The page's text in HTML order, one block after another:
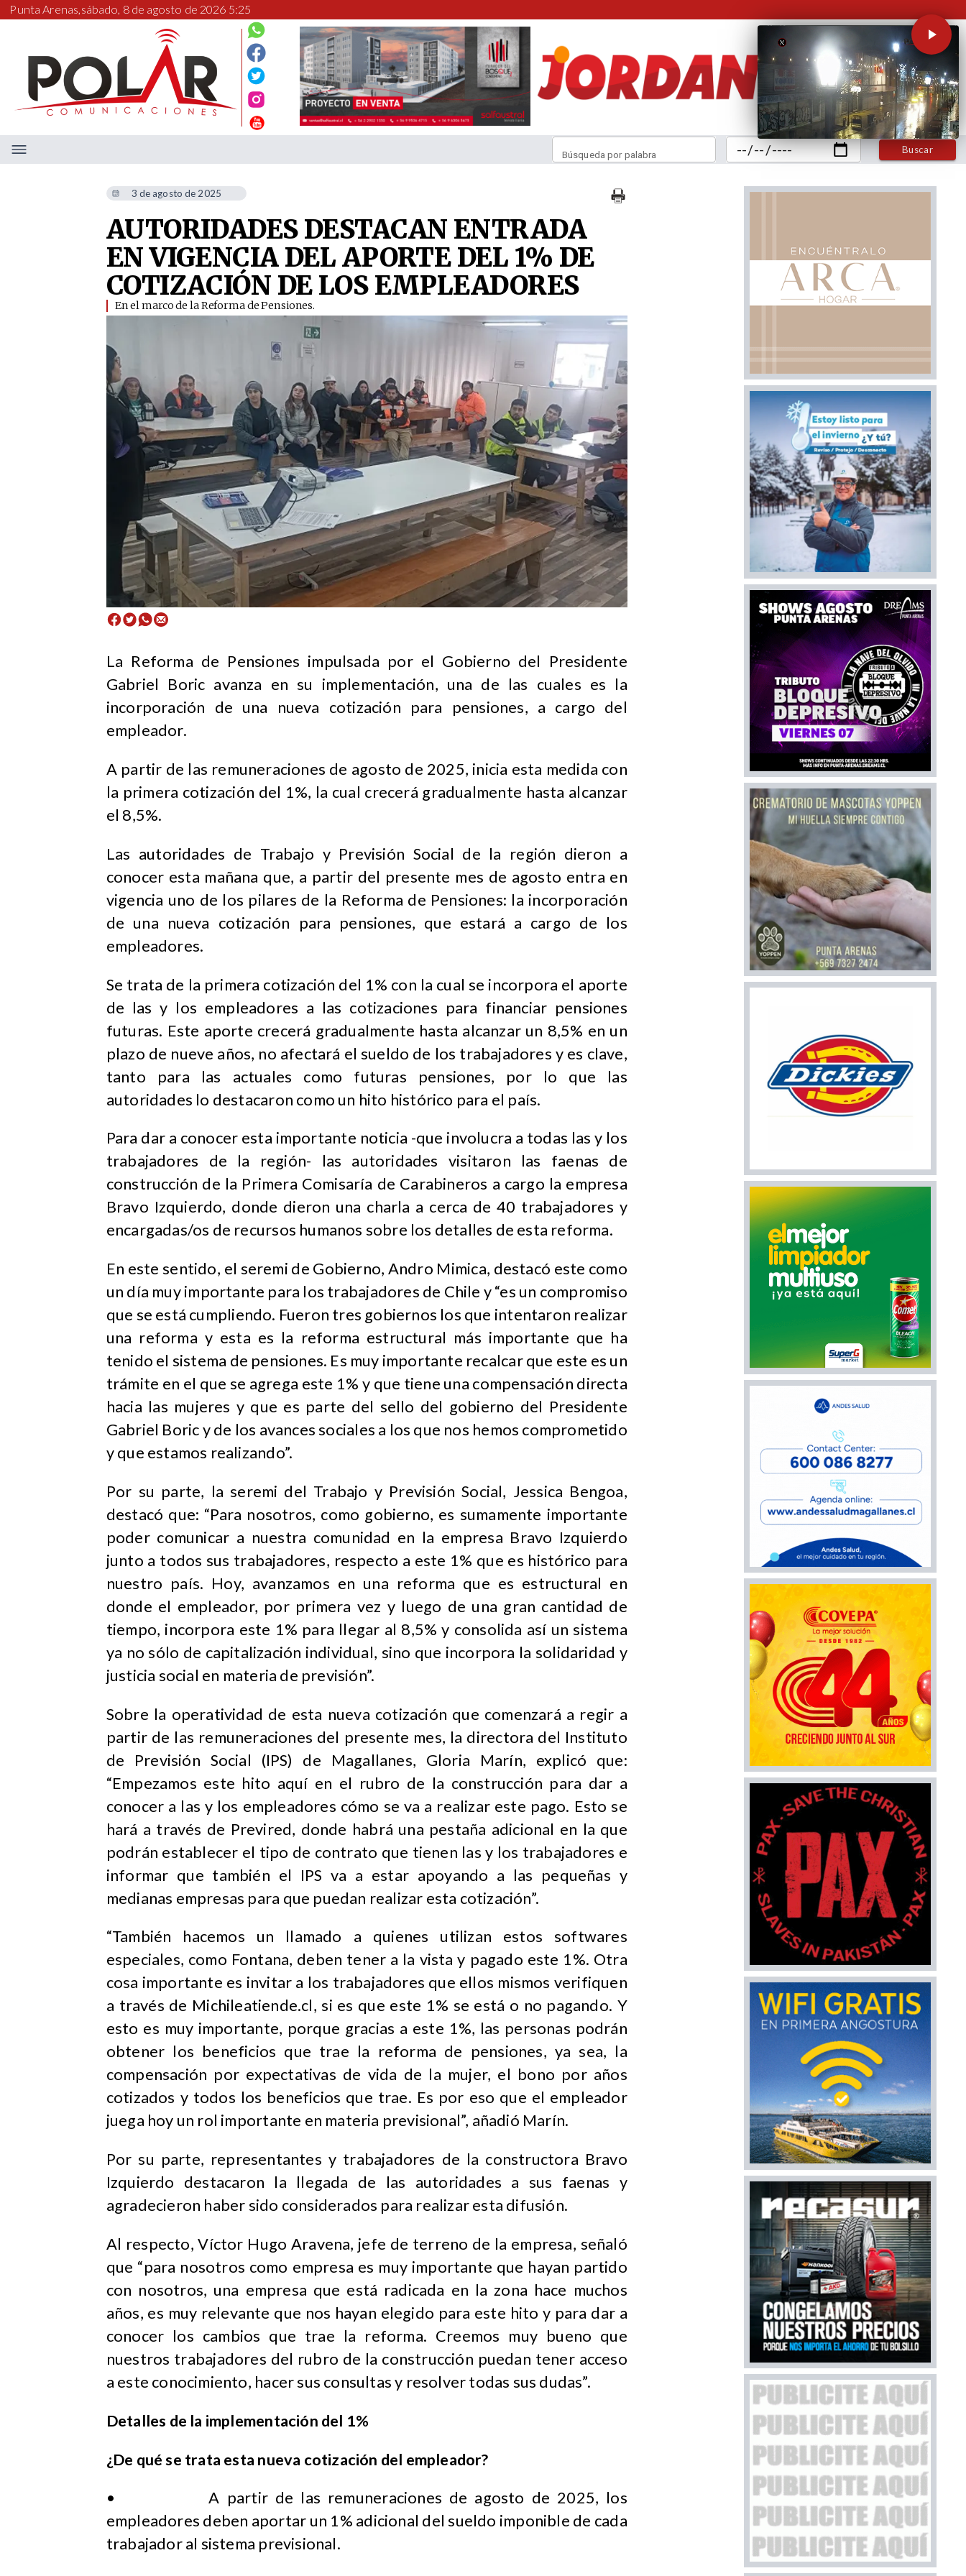
Punta Arenas,sábado, 8 de agosto de 2026 5:25
Buscar
Búsqueda por palabra
3 de agosto de 2025
AUTORIDADES DESTACAN ENTRADA
EN VIGENCIA DEL APORTE DEL 1% DE
COTIZACIÓN DE LOS EMPLEADORES
En el marco de la Reforma de Pensiones. ​
La Reforma de Pensiones impulsada por el Gobierno del Presidente
Gabriel Boric avanza en su implementación, una de las cuales es la
incorporación de una nueva cotización para pensiones, a cargo del
empleador.
A partir de las remuneraciones de agosto de 2025, inicia esta medida con
la primera cotización del 1%, la cual crecerá gradualmente hasta alcanzar
el 8,5%.
Las autoridades de Trabajo y Previsión Social de la región dieron a
conocer esta mañana que, a partir del presente mes de agosto entra en
vigencia uno de los pilares de la Reforma de Pensiones: la incorporación
de una nueva cotización para pensiones, que estará a cargo de los
empleadores.
Se trata de la primera cotización del 1% con la cual se incorpora el aporte
de las y los empleadores a las cotizaciones para financiar pensiones
futuras. Este aporte crecerá gradualmente hasta alcanzar un 8,5% en un
plazo de nueve años, no afectará el sueldo de los trabajadores y es clave,
tanto para las actuales como futuras pensiones, por lo que las
autoridades lo destacaron como un hito histórico para el país.
Para dar a conocer esta importante noticia -que involucra a todas las y los
trabajadores de la región- las autoridades visitaron las faenas de
construcción de la Primera Comisaría de Carabineros a cargo la empresa
Bravo Izquierdo, donde dieron una charla a cerca de 40 trabajadores y
encargadas/os de recursos humanos sobre los detalles de esta reforma.
En este sentido, el seremi de Gobierno, Andro Mimica, destacó este como
un día muy importante para los trabajadores de Chile y “es un compromiso
que se está cumpliendo. Fueron tres gobiernos los que intentaron realizar
una reforma y esta es la reforma estructural más importante que ha
tenido el sistema de pensiones. Es muy importante recalcar que este es un
trámite en el que se agrega este 1% y que tiene una compensación directa
hacia las mujeres y que es parte del sello del gobierno del Presidente
Gabriel Boric y de los avances sociales a los que nos hemos comprometido
y que estamos realizando”.
Por su parte, la seremi del Trabajo y Previsión Social, Jessica Bengoa,
destacó que: “Para nosotros, como gobierno, es sumamente importante
poder comunicar a nuestra comunidad en la empresa Bravo Izquierdo
junto a todos sus trabajadores, respecto a este 1% que es histórico para
nuestro país. Hoy, avanzamos en una reforma que es estructural en
donde el empleador, por primera vez y luego de una gran cantidad de
tiempo, incorpora este 1% para llegar al 8,5% y consolida así un sistema
ya no sólo de capitalización individual, sino que incorpora la solidaridad y
justicia social en materia de previsión”.
Sobre la operatividad de esta nueva cotización que comenzará a regir a
partir de las remuneraciones del presente mes, la directora del Instituto
de Previsión Social (IPS) de Magallanes, Gloria Marín, explicó que:
“Empezamos este hito aquí en el rubro de la construcción para dar a
conocer a las y los empleadores cómo se va a realizar este pago. Esto se
hará a través de Previred, donde habrá una pestaña adicional en la que
podrán establecer el tipo de contrato que tienen las y los trabajadores e
informar que también el IPS va a estar apoyando a las pequeñas y
medianas empresas para que puedan realizar esta cotización”.
“También hacemos un llamado a quienes utilizan estos softwares
especiales, como Fontana, deben tener a la vista y pagado este 1%. Otra
cosa importante es invitar a los trabajadores que ellos mismos verifiquen
a través de Michileatiende.cl, si es que este 1% se está o no pagando. Y
esto es muy importante, porque gracias a este 1%, las personas podrán
obtener los beneficios que trae la reforma de pensiones, ya sea, la
compensación por expectativas de vida de la mujer, el bono por años
cotizados y todos los beneficios que trae. Es por eso que el empleador
juega hoy un rol importante en materia previsional”, añadió Marín.
Por su parte, representantes y trabajadores de la constructora Bravo
Izquierdo destacaron la llegada de las autoridades a sus faenas y
agradecieron haber sido considerados para realizar esta difusión.
Al respecto, Víctor Hugo Aravena, jefe de terreno de la empresa, señaló
que “para nosotros como empresa es muy importante que hayan partido
con nosotros, una empresa que está radicada en la zona hace muchos
años, es muy relevante que nos hayan elegido para este hito y para dar a
conocer los cambios que trae la reforma. Creemos muy bueno que
nuestros trabajadores del rubro de la construcción puedan tener acceso
a este conocimiento, hacer sus consultas y resolver todas sus dudas”.
Detalles de la implementación del 1%
¿De qué se trata esta nueva cotización del empleador?
• A partir de las remuneraciones de agosto de 2025, los
empleadores deben aportar un 1% adicional del sueldo imponible de cada
trabajador al sistema previsional.